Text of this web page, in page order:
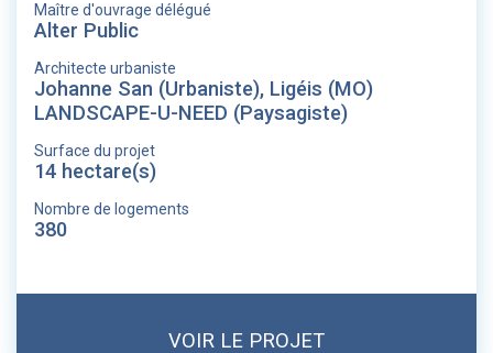
Maître d'ouvrage délégué
Alter Public
Architecte urbaniste
Johanne San (Urbaniste), Ligéis (MO)
LANDSCAPE-U-NEED (Paysagiste)
Surface du projet
14 hectare(s)
Nombre de logements
380
VOIR LE PROJET